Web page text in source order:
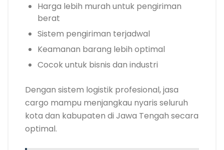
Harga lebih murah untuk pengiriman
berat
Sistem pengiriman terjadwal
Keamanan barang lebih optimal
Cocok untuk bisnis dan industri
Dengan sistem logistik profesional, jasa
cargo mampu menjangkau nyaris seluruh
kota dan kabupaten di Jawa Tengah secara
optimal.